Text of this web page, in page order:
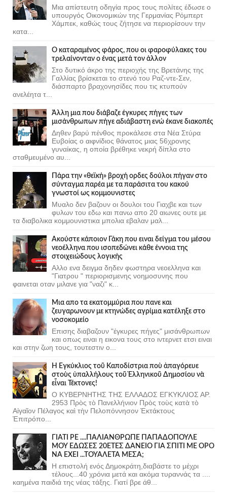
Μια απίστευτη οδηγία προς τους πολίτες έδωσε ο
υπουργός Οικονομικών της Γερμανίας Ρόμπερτ
Χάμπεκ, καθώς τους ζήτησε να περιορίσουν την
κατα...
Ο καταραμένος φάρος, που οι φαροφύλακες του
τρελαίνονταν ο ένας μετά τον άλλον
Στο δυτικό άκρο της περιοχής της Βρετάνης της
Γαλλίας βρίσκεται το στενό του Ραζ-ντε-Σεν,
διάσπαρτο βραχονησίδες που τις κτυπούν
ανελέητα τ...
Άλλη μια που διάβαζε έγκυρες πήγες των
μισάνθρωπων πήγε αδιάβαστη ενώ έκανε διακοπές
Δηθεν βαρύ πένθος προκάλεσε στα Νέα Στύρα
Ευβοίας ο αιφνίδιος θάνατος μιας 56χρονης
γυναίκας, η οποία βρέθηκε νεκρή δίπλα στο
σταθμευμένο αυ...
Πάρα την «θεϊκή» βροχή ορδες δούλοι πήγαν στο
σύνταγμα παρέα με τα παράσιτα του κακού
γνωστοί ως κομμουνιστες
Μυαλο δεν βαζουν οι δουλοι του Γιαχβε και των
φυλων του εδω και πανω απο 20 αιωνες ουτε με
τα διαβολικα κομμουνιστικα μπολια εβαλαν μαλ...
Ακούστε κάποιον Γάκη που ειναι δείγμα του μέσου
νεοέλληνα που ισοπεδώνει κάθε έννοια της
στοιχειώδους λογικής
Αλλο ενα δειγμα δηδεν φωστηρα νεοελληνα και
"Γιατρου " περιορισμενης νοημοσυνης που
φαινεται οταν μιλανε για "ναζι" κ...
Μια απο τα εκατομμύρια που πανε και
ζευγαρωνουν με κτηνώδες αγρίμια κατέληξε στο
νοσοκομείο
Επισης διαβαζουν "έγκυρες πήγες" μισάνθρωπων
και οπως ειναι η εικονα τους στο ιντερνετ ετσι ειναι
και στην ζωη τους, τουτεστιν ο...
Ἡ Ἐγκύκλιος τοῦ Καποδίστρια ποὺ ἀπαγόρευε
στοὺς ὑπαλλήλους τοῦ Ἑλληνικοῦ Δημοσίου νὰ
εἶναι Τέκτονες!
Ο ΚΥΒΕΡΝΗΤΗΣ ΤΗΣ ΕΛΛΑΔΟΣ ΕΓΚΥΚΛΙΟΣ ΑΡ.
2953 Πρὸς τὸ Πανελλήνιον Πρὸς τοὺς κατὰ τὸ
Αἰγαῖον Πέλαγος καὶ τὴν Πελοπόννησον Ἐκτάκτους
Ἐπιτρόπο...
ΓΙΑΤΙ ΡΕ ....ΠΑΛΙΑΝΘΡΩΠΕ ΠΑΠΑΔΟΠΟΥΛΕ
ΜΟΥ ΕΔΩΣΕΣ 20ΕΤΕΣ ΔΑΝΕΙΟ ΓΙΑ ΣΠΙΤΙ ΜΕ ΟΡΟ
ΝΑ ΕΧΕΙ ...ΤΟΥΑΛΕΤΑ ΜΕΣΑ;
Η επιστολή ενός Δημοκράτη,διαβάστε το μέχρι
τέλους...40 χρόνια μετά και ακόμα τυραννάς τα ....
καημένα παιδιά της νέας τάξης. Γιατί βρε άθ...